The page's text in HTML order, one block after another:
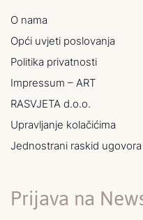
O nama
Opći uvjeti poslovanja
Politika privatnosti
Impressum – ART
RASVJETA d.o.o.
Upravljanje kolačićima
Jednostrani raskid ugovora
Prijava na